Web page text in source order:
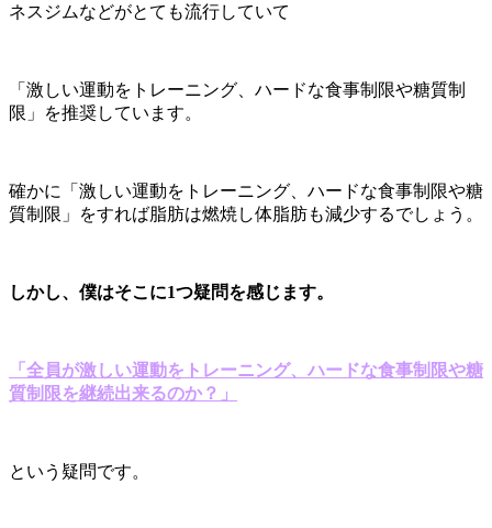
ネスジムなどがとても流行していて
「激しい運動をトレーニング、ハードな食事制限や糖質制
限」を推奨しています。
確かに「激しい運動をトレーニング、ハードな食事制限や糖
質制限」をすれば脂肪は燃焼し体脂肪も減少するでしょう。
しかし、僕はそこに1つ疑問を感じます。
「全員が激しい運動をトレーニング、ハードな食事制限や糖
質制限を継続出来るのか？」
という疑問です。